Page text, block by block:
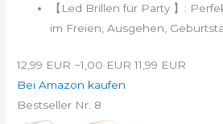
【Led Brillen für Party 】:
im Freien, Ausgehen,
12,99 EUR −1,00 EUR 11,99 EUR
Bei Amazon kaufen
Bestseller Nr. 8